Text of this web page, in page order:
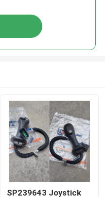
SP239643 Joystick